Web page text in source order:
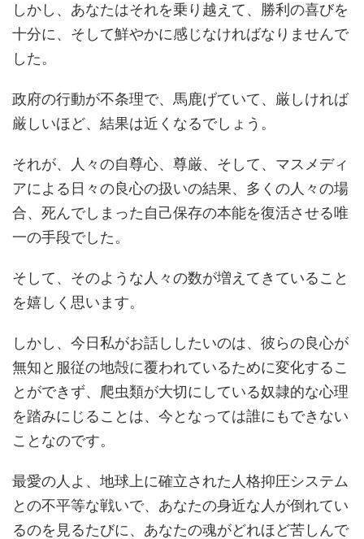
しかし、あなたはそれを乗り越えて、勝利の喜びを
十分に、そして鮮やかに感じなければなりませんで
した。
政府の行動が不条理で、馬鹿げていて、厳しければ
厳しいほど、結果は近くなるでしょう。
それが、人々の自尊心、尊厳、そして、マスメディ
アによる日々の良心の扱いの結果、多くの人々の場
合、死んでしまった自己保存の本能を復活させる唯
一の手段でした。
そして、そのような人々の数が増えてきていること
を嬉しく思います。
しかし、今日私がお話ししたいのは、彼らの良心が
無知と服従の地殻に覆われているために変化するこ
とができず、爬虫類が大切にしている奴隷的な心理
を踏みにじることは、今となっては誰にもできない
ことなのです。
最愛の人よ、地球上に確立された人格抑圧システム
との不平等な戦いで、あなたの身近な人が倒れてい
るのを見るたびに、あなたの魂がどれほど苦しんで